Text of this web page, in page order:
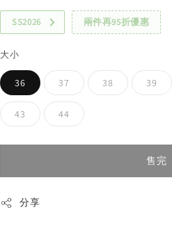
SS2026 兩件再95折優惠
大小
36 37 38 39
43 44
售完
分享